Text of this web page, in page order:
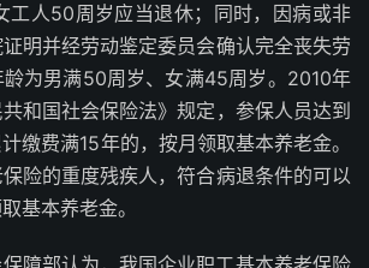
工人50周岁应当退休；同时，因病或非
明并经劳动鉴定委员会确认完全丧失劳
为男满50周岁、女满45周岁。2010年
和国社会保险法》规定，参保人员达到
缴费满15年的，按月领取基本养老金。
险的重度残疾人，符合病退条件的可以
基本养老金。